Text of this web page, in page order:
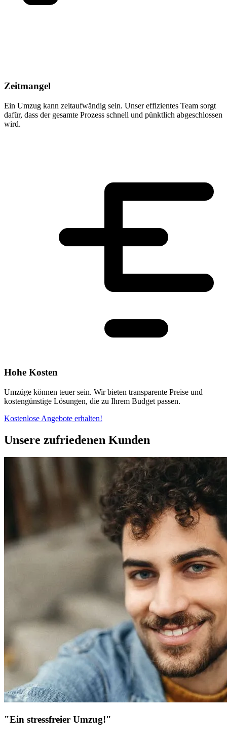
Zeitmangel
Ein Umzug kann zeitaufwändig sein. Unser effizientes Team sorgt
dafür, dass der gesamte Prozess schnell und pünktlich abgeschlossen
wird.
Hohe Kosten
Umzüge können teuer sein. Wir bieten transparente Preise und
kostengünstige Lösungen, die zu Ihrem Budget passen.
Kostenlose Angebote erhalten!
Unsere zufriedenen Kunden
"Ein stressfreier Umzug!"